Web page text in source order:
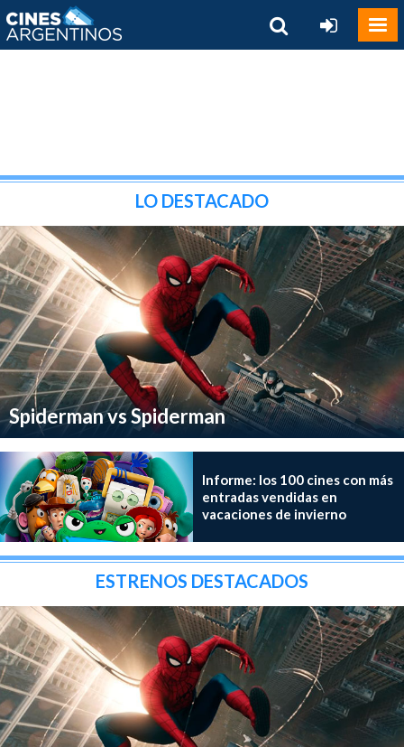
LO DESTACADO
Spiderman vs Spiderman
Informe: los 100 cines con más
entradas vendidas en
vacaciones de invierno
ESTRENOS DESTACADOS